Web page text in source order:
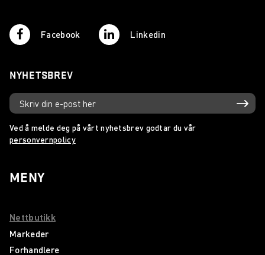
Facebook Linkedin
NYHETSBREV
Ved å melde deg på vårt nyhetsbrev godtar du vår
personvernpolicy
MENY
Nettbutikk
Markeder
Forhandlere